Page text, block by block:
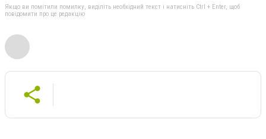
Якщо ви помітили помилку, виділіть необхідний текст і натисніть Ctrl + Enter, щоб
повідомити про це редакцію